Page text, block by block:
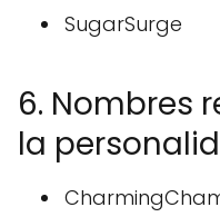
SugarSurge
6. Nombres
la